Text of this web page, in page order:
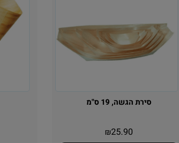
סירת הגשה, 19 ס"מ
₪25.90